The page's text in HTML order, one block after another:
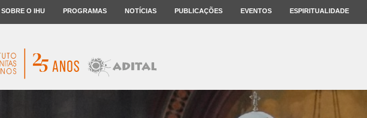
SOBRE O IHU PROGRAMAS NOTÍCIAS PUBLICAÇÕES EVENTOS ESPIRITUALIDADE